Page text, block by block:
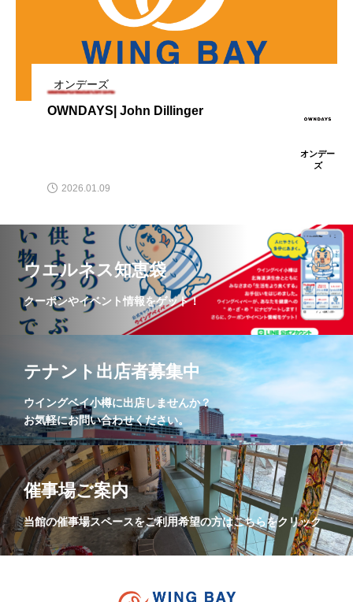
が気になる季節に、調光・偏光機能で快
適なお出かけを。
【OWNDAYS】レンズ交換キャンペーン
50%OFF 実施中
2026.04.16 【OWNDAYS】「みんなメガネ割」スタ
ート!みんなで買うともっとお得に。 2本
2026.04.08 カラーレンズ新色7色登場! ファッション
にも。
オンデーズ
OWNDAYS| John Dillinger
オンデー
ズ
2026.01.09
ウエルネス知恵袋
クーポンやイベント情報をゲット！
テナント出店者募集中
ウイングベイ小樽に出店しませんか？
お気軽にお問い合わせください。
催事場ご案内
当館の催事場スペースをご利用希望の方はこちらをクリック